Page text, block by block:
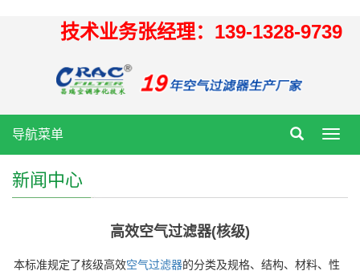
技术业务张经理：139-1328-9739
导航菜单
新闻中心
高效空气过滤器(核级)
本标准规定了核级高效空气过滤器的分类及规格、结构、材料、性